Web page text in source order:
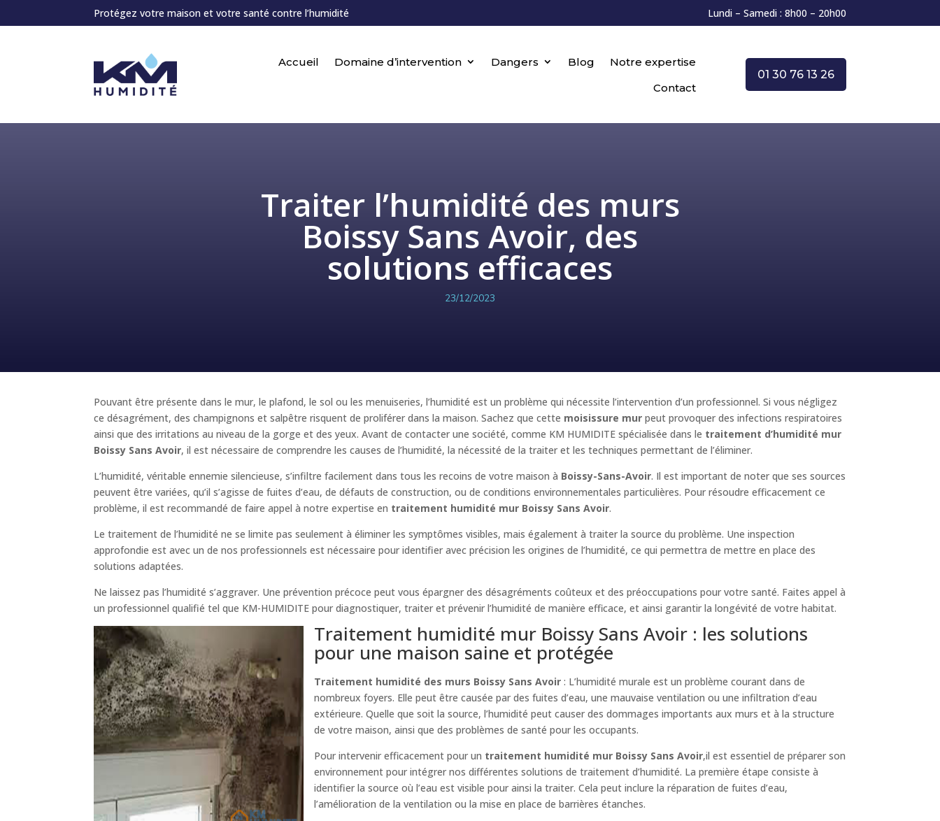
Protégez votre maison et votre santé contre l’humidité Lundi – Samedi : 8h00 – 20h00
Accueil Domaine d’intervention Dangers Blog
Notre expertise
Contact
01 30 76 13 26
Traiter l’humidité des murs
Boissy Sans Avoir, des
solutions efficaces
23/12/2023
Pouvant être présente dans le mur, le plafond, le sol ou les menuiseries, l’humidité est un problème qui nécessite l’intervention d’un professionnel. Si vous négligez
ce désagrément, des champignons et salpêtre risquent de proliférer dans la maison. Sachez que cette moisissure mur peut provoquer des infections respiratoires
ainsi que des irritations au niveau de la gorge et des yeux. Avant de contacter une société, comme KM HUMIDITE spécialisée dans le traitement d’humidité mur
Boissy Sans Avoir, il est nécessaire de comprendre les causes de l’humidité, la nécessité de la traiter et les techniques permettant de l’éliminer.
L’humidité, véritable ennemie silencieuse, s’infiltre facilement dans tous les recoins de votre maison à Boissy-Sans-Avoir. Il est important de noter que ses sources
peuvent être variées, qu’il s’agisse de fuites d’eau, de défauts de construction, ou de conditions environnementales particulières. Pour résoudre efficacement ce
problème, il est recommandé de faire appel à notre expertise en traitement humidité mur Boissy Sans Avoir.
Le traitement de l’humidité ne se limite pas seulement à éliminer les symptômes visibles, mais également à traiter la source du problème. Une inspection
approfondie est avec un de nos professionnels est nécessaire pour identifier avec précision les origines de l’humidité, ce qui permettra de mettre en place des
solutions adaptées.
Ne laissez pas l’humidité s’aggraver. Une prévention précoce peut vous épargner des désagréments coûteux et des préoccupations pour votre santé. Faites appel à
un professionnel qualifié tel que KM-HUMIDITE pour diagnostiquer, traiter et prévenir l’humidité de manière efficace, et ainsi garantir la longévité de votre habitat.
Traitement humidité mur Boissy Sans Avoir : les solutions
pour une maison saine et protégée
Traitement humidité des murs Boissy Sans Avoir : L’humidité murale est un problème courant dans de
nombreux foyers. Elle peut être causée par des fuites d’eau, une mauvaise ventilation ou une infiltration d’eau
extérieure. Quelle que soit la source, l’humidité peut causer des dommages importants aux murs et à la structure
de votre maison, ainsi que des problèmes de santé pour les occupants.
Pour intervenir efficacement pour un traitement humidité mur Boissy Sans Avoir,il est essentiel de préparer son
environnement pour intégrer nos différentes solutions de traitement d’humidité. La première étape consiste à
identifier la source où l’eau est visible pour ainsi la traiter. Cela peut inclure la réparation de fuites d’eau,
l’amélioration de la ventilation ou la mise en place de barrières étanches.